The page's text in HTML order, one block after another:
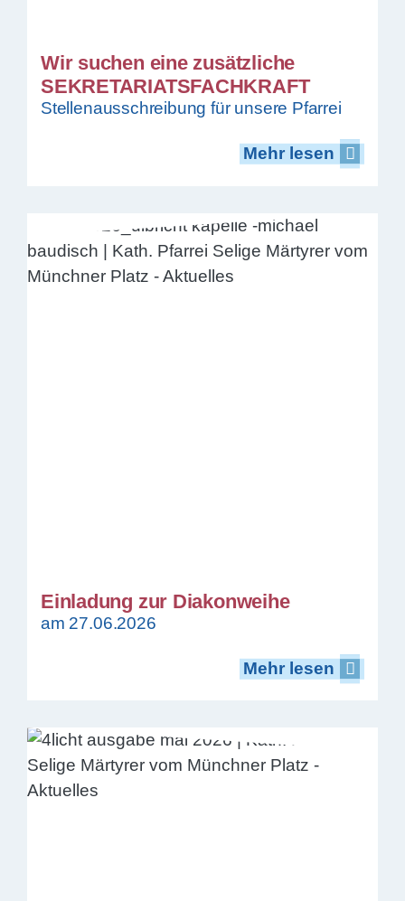
Wir suchen eine zusätzliche
SEKRETARIATSFACHKRAFT
Stellenausschreibung für unsere Pfarrei
Mehr lesen
Mehr lesen
Einladung zur Diakonweihe
am 27.06.2026
Mehr lesen
Mehr lesen